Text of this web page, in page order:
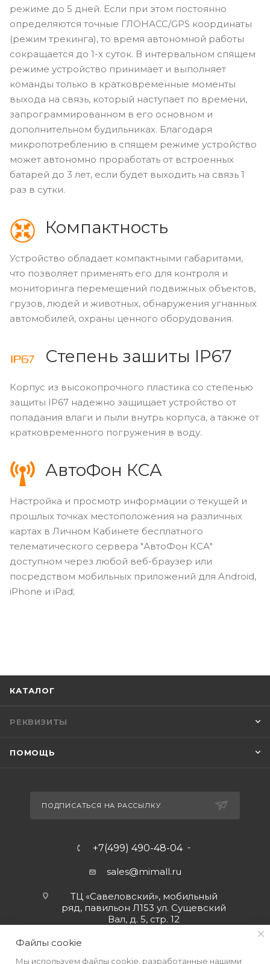
режиме до 5 дней. Если при этом постоянно
определяются точные ГЛОНАСС/GPS координаты
(режим трекинга), то время автономной работы
сокращается до 1-х суток. В интервальном спящем
режиме устройство принимает и выполняет
команды только в кратковременные моменты
выхода на связь, который наступает по времени,
запрограммированном в его основном и
дополнительном будильниках. Благодаря
микропотреблению в спящем режиме устройство
может автономно проработать от встроенных
батарей до 3 лет, если будет выходить на связь 1
раз в сутки.
Компактность
Устройство обладает компактными габаритами,
что позволяет применять его для контроля и
мониторинга перемещений подвижных объектов,
грузов, людей и животных, обнаружения угнанных
автомобилей, охраны ценного оборудования.
Степень зашиты IP67
Корпус из высокопрочного пластика со степенью
защиты IP67 надежно защищает устройство от
попадания влаги и пыли внутрь корпуса, а также от
кратковременного погружения в воду.
АвтоФон КСА
Настройка и просмотр информации о текущей и
прошлых точках местоположения на различных
картах в Личном Кабинете бесплатного
телематического сервера "АвтоФон КСА"
доступном через любой веб-браузер или
посредством мобильных приложений для Android,
iPhone и iPad;
КАТАЛОГ
РЕКВИЗИТЫ
ПОМОЩЬ
ПОДПИСАТЬСЯ НА РАССЫЛКУ
+7(499) 490-48-04
sales@mimall.ru
ТЦ «Савеловский», мобильный
ряд, павильон Л153 ул. Сущевский
Вал, д. 5, стр. 12
Файлы cookie
Мы используем файлы cookie, разработанные нашими